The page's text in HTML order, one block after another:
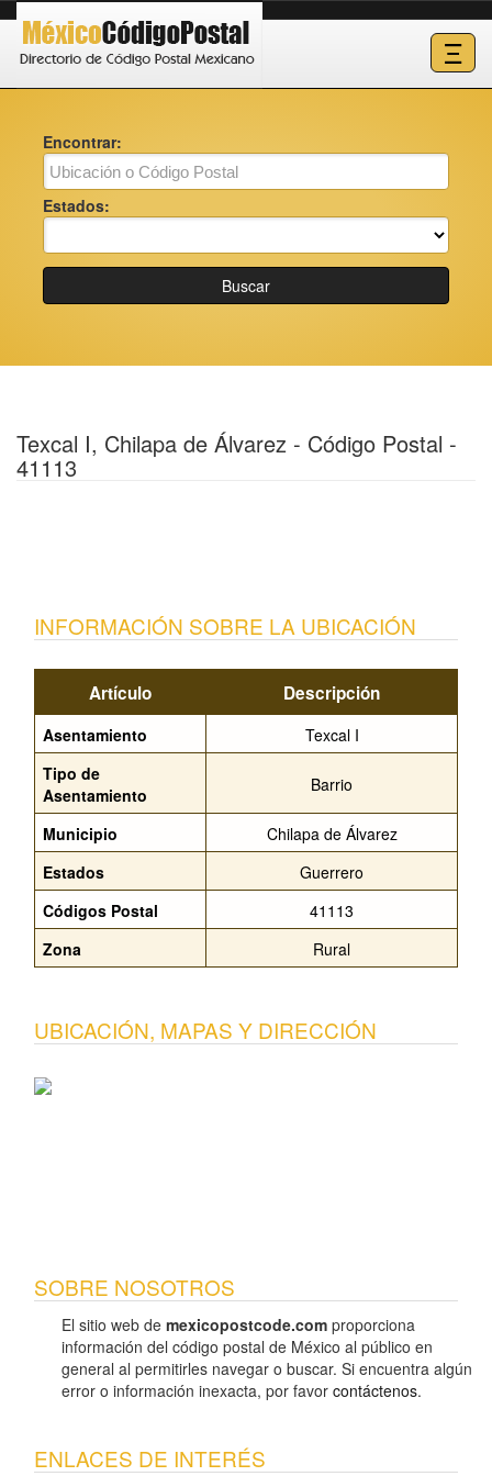
Ξ
Encontrar:
Estados:
Buscar
Texcal I, Chilapa de Álvarez - Código Postal -
41113
INFORMACIÓN SOBRE LA UBICACIÓN
Artículo Descripción
Asentamiento
Texcal I
Tipo de
Asentamiento
Barrio
Municipio
Chilapa de Álvarez
Estados
Guerrero
Códigos Postal
41113
Zona
Rural
UBICACIÓN, MAPAS Y DIRECCIÓN
SOBRE NOSOTROS
El sitio web de mexicopostcode.com proporciona
información del código postal de México al público en
general al permitirles navegar o buscar. Si encuentra algún
error o información inexacta, por favor contáctenos.
ENLACES DE INTERÉS